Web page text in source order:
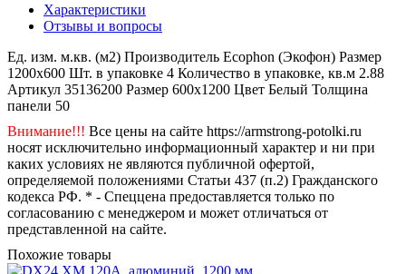
Характеристики
Отзывы и вопросы
Ед. изм. м.кв. (м2) Производитель Ecophon (Экофон) Размер
1200х600 Шт. в упаковке 4 Количество в упаковке, кв.м 2.88
Артикул 35136200 Размер 600x1200 Цвет Белый Толщина
панели 50
Внимание!!! Все цены на сайте https://armstrong-potolki.ru
носят исключительно информационный характер и ни при
каких условиях не являются публичной офертой,
определяемой положениями Статьи 437 (п.2) Гражданского
кодекса РФ. * - Спеццена предоставляется только по
согласованию с менеджером и может отличаться от
представленной на сайте.
Похожие товары